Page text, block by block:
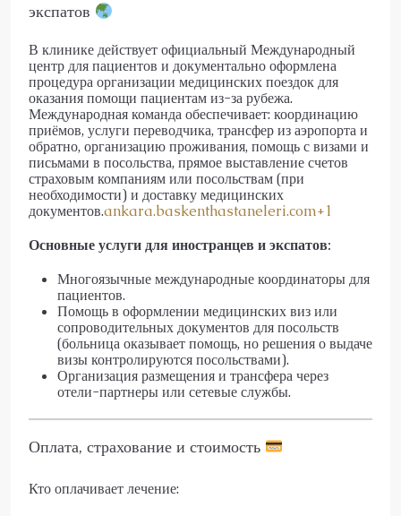
экспатов
В клинике действует официальный Международный
центр для пациентов и документально оформлена
процедура организации медицинских поездок для
оказания помощи пациентам из-за рубежа.
Международная команда обеспечивает: координацию
приёмов, услуги переводчика, трансфер из аэропорта и
обратно, организацию проживания, помощь с визами и
письмами в посольства, прямое выставление счетов
страховым компаниям или посольствам (при
необходимости) и доставку медицинских
документов.ankara.baskenthastaneleri.com+1
Основные услуги для иностранцев и экспатов:
Многоязычные международные координаторы для
пациентов.
Помощь в оформлении медицинских виз или
сопроводительных документов для посольств
(больница оказывает помощь, но решения о выдаче
визы контролируются посольствами).
Организация размещения и трансфера через
отели-партнеры или сетевые службы.
Оплата, страхование и стоимость
Кто оплачивает лечение: